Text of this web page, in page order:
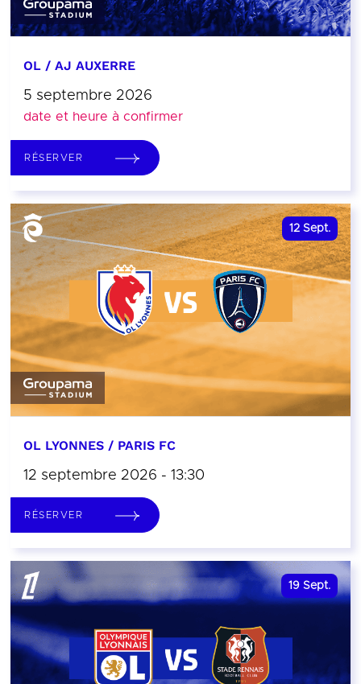
OL / AJ AUXERRE
5 septembre 2026
date et heure à confirmer
RÉSERVER
12 Sept.
OL LYONNES / PARIS FC
12 septembre 2026 - 13:30
RÉSERVER
19 Sept.